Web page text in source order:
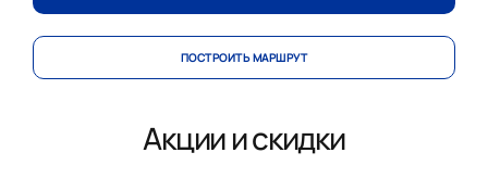
ПОСТРОИТЬ МАРШРУТ
Акции и скидки